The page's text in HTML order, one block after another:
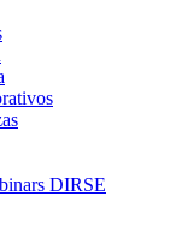
DIRSE